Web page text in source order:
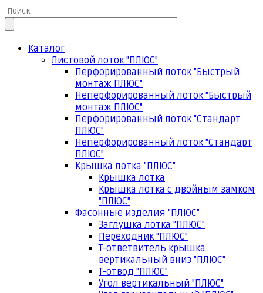
Каталог
Листовой лоток "ПЛЮС"
Перфорированный лоток "Быстрый
монтаж ПЛЮС"
Неперфорированный лоток "Быстрый
монтаж ПЛЮС"
Перфорированный лоток "Стандарт
ПЛЮС"
Неперфорированный лоток "Стандарт
ПЛЮС"
Крышка лотка "ПЛЮС"
Крышка лотка
Крышка лотка с двойным замком
"ПЛЮС"
Фасонные изделия "ПЛЮС"
Заглушка лотка "ПЛЮС"
Переходник "ПЛЮС"
Т-ответвитель крышка
вертикальный вниз "ПЛЮС"
Т-отвод "ПЛЮС"
Угол вертикальный "ПЛЮС"